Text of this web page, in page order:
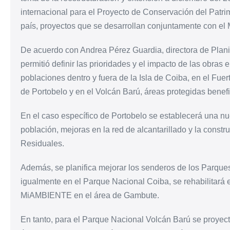
internacional para el Proyecto de Conservación del
país, proyectos que se desarrollan conjuntamente con el
De acuerdo con Andrea Pérez Guardia, directora de
permitió definir las prioridades y el impacto de las obras
poblaciones dentro y fuera de la Isla de Coiba, en el
de Portobelo y en el Volcán Barú, áreas protegidas
En el caso específico de Portobelo se establecerá una
población, mejoras en la red de alcantarillado y la
Residuales.
Además, se planifica mejorar los senderos de los
igualmente en el Parque Nacional Coiba, se rehabilitará
MiAMBIENTE en el área de Gambute.
En tanto, para el Parque Nacional Volcán Barú se